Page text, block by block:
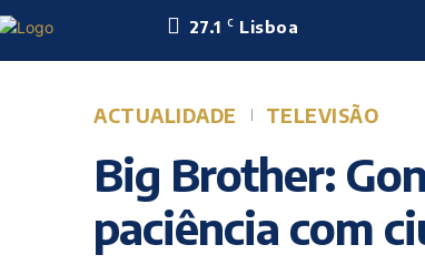
27.1 C Lisboa
ACTUALIDADE TELEVISÃO
Big Brother:
paciência com